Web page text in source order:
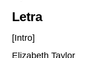
Letra
[Intro]
Elizabeth Taylor